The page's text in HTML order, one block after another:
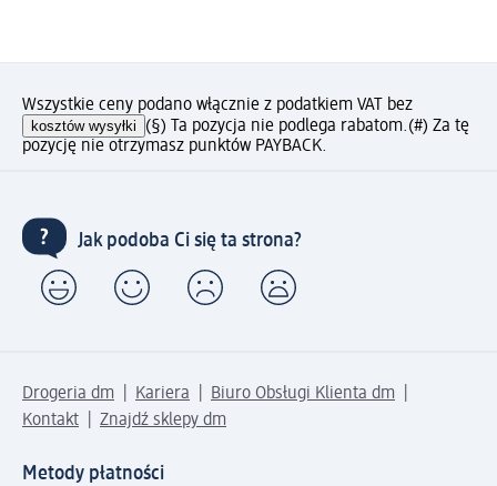
Wszystkie ceny podano włącznie z podatkiem VAT bez
kosztów wysyłki (§) Ta pozycja nie podlega rabatom.(#) Za tę
pozycję nie otrzymasz punktów PAYBACK.
Jak podoba Ci się ta strona?
Drogeria dm Kariera
Biuro Obsługi Klienta dm
Kontakt
Znajdź sklepy dm
Metody płatności